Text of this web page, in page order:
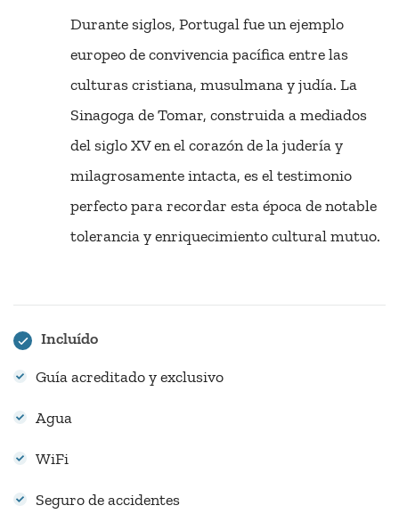
Durante siglos, Portugal fue un ejemplo
europeo de convivencia pacífica entre las
culturas cristiana, musulmana y judía. La
Sinagoga de Tomar, construida a mediados
del siglo XV en el corazón de la judería y
milagrosamente intacta, es el testimonio
perfecto para recordar esta época de notable
tolerancia y enriquecimiento cultural mutuo.
Incluído
Guía acreditado y exclusivo
Agua
WiFi
Seguro de accidentes